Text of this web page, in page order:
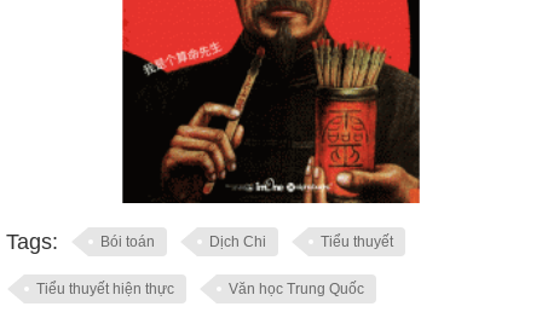
Tags: Bói toán Dịch Chi Tiểu thuyết
Tiểu thuyết hiện thực Văn học Trung Quốc